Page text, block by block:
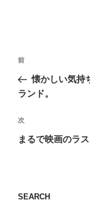
投
ナ
ゲ
ー
前
の
投
前
懐かしい気持
ランド。
次
の
次
まるで映画のラ
SEARCH